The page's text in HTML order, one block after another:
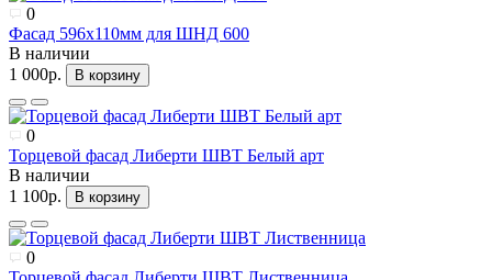
0
Фасад 596х110мм для ШНД 600
В наличии
1 000р.
В корзину
0
Торцевой фасад Либерти ШВТ Белый арт
В наличии
1 100р.
В корзину
0